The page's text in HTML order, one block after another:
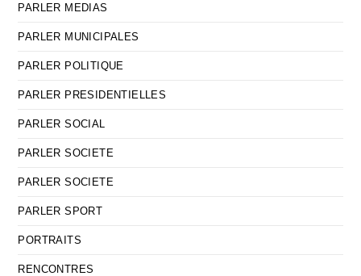
PARLER MEDIAS
PARLER MUNICIPALES
PARLER POLITIQUE
PARLER PRESIDENTIELLES
PARLER SOCIAL
PARLER SOCIETE
PARLER SOCIETE
PARLER SPORT
PORTRAITS
RENCONTRES